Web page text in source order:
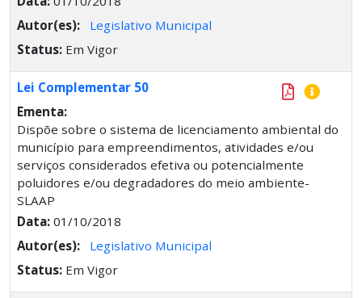
Autor(es):
Legislativo Municipal
Status: Em Vigor
Lei Complementar 50
Ementa:
Dispõe sobre o sistema de licenciamento ambiental do
município para empreendimentos, atividades e/ou
serviços considerados efetiva ou potencialmente
poluidores e/ou degradadores do meio ambiente-
SLAAP
Data: 01/10/2018
Autor(es):
Legislativo Municipal
Status: Em Vigor